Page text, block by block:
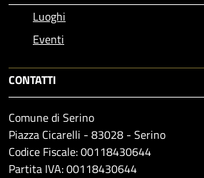
Luoghi
Eventi
CONTATTI
Comune di Serino
Piazza Cicarelli - 83028 - Serino
Codice Fiscale: 00118430644
Partita IVA: 00118430644